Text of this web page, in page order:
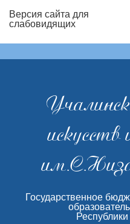
Версия сайта для
слабовидящих
Государственное